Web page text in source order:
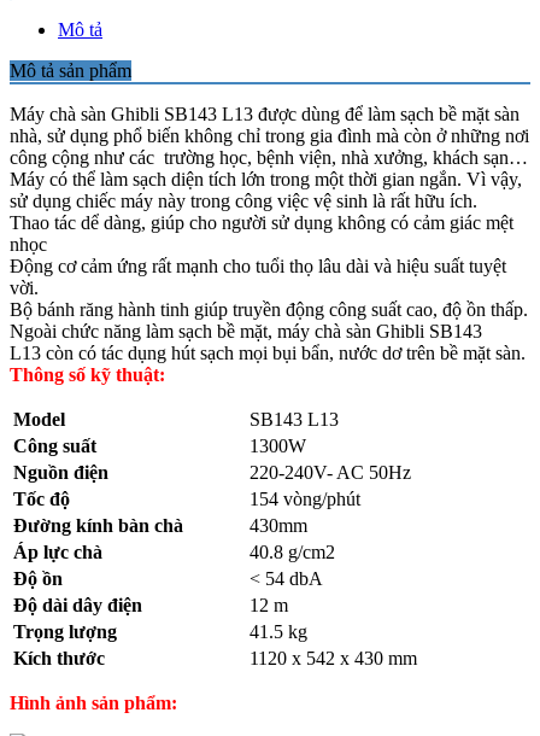
Mô tả
Mô tả sản phẩm
Máy chà sàn Ghibli SB143 L13 được dùng để làm sạch bề mặt sàn
nhà, sử dụng phổ biến không chỉ trong gia đình mà còn ở những nơi
công cộng như các trường học, bệnh viện, nhà xưởng, khách sạn…
Máy có thể làm sạch diện tích lớn trong một thời gian ngắn. Vì vậy,
sử dụng chiếc máy này trong công việc vệ sinh là rất hữu ích.
Thao tác dể dàng, giúp cho người sử dụng không có cảm giác mệt
nhọc
Động cơ cảm ứng rất mạnh cho tuổi thọ lâu dài và hiệu suất tuyệt
vời.
Bộ bánh răng hành tinh giúp truyền động công suất cao, độ ồn thấp.
Ngoài chức năng làm sạch bề mặt, máy chà sàn Ghibli SB143
L13 còn có tác dụng hút sạch mọi bụi bẩn, nước dơ trên bề mặt sàn.
Thông số kỹ thuật:
Model
SB143 L13
Công suất
1300W
Nguồn điện
220-240V- AC 50Hz
Tốc độ
154 vòng/phút
Đường kính bàn chà
430mm
Áp lực chà
40.8 g/cm2
Độ ồn
< 54 dbA
Độ dài dây điện
12 m
Trọng lượng
41.5 kg
Kích thước
1120 x 542 x 430 mm
Hình ảnh sản phẩm: